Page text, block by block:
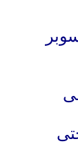
الأخيرة+ 250 كجم/ف سوبر
15 سم ثم تغطى